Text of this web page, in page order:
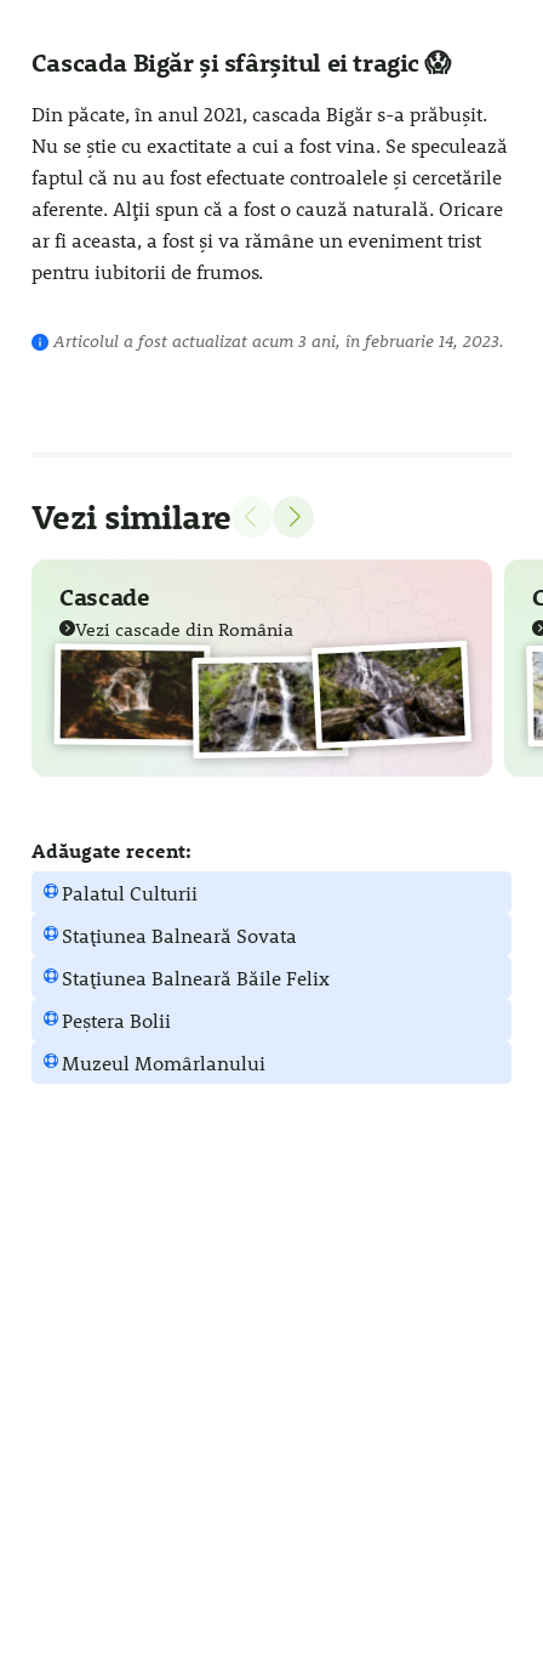
Cascada Bigăr și sfârșitul ei tragic 😱
Din păcate, în anul 2021, cascada Bigăr s-a prăbușit.
Nu se știe cu exactitate a cui a fost vina. Se speculează
faptul că nu au fost efectuate controalele și cercetările
aferente. Alții spun că a fost o cauză naturală. Oricare
ar fi aceasta, a fost și va rămâne un eveniment trist
pentru iubitorii de frumos.
Articolul a fost actualizat acum 3 ani, în februarie 14, 2023.
Vezi similare
Cascade
Vezi cascade din România
Adăugate recent:
Palatul Culturii
Stațiunea Balneară Sovata
Stațiunea Balneară Băile Felix
Peștera Bolii
Muzeul Momârlanului